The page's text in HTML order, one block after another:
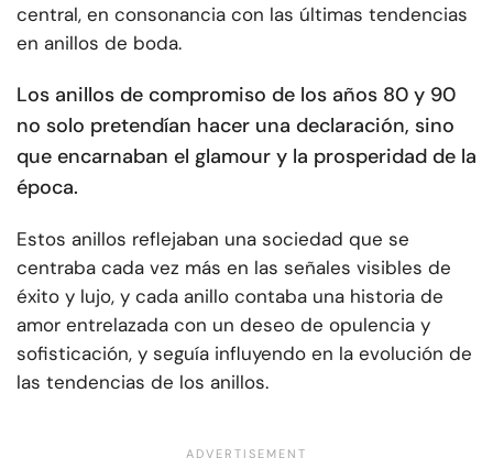
central, en consonancia con las últimas tendencias
en anillos de boda.
Los anillos de compromiso de los años 80 y 90
no solo pretendían hacer una declaración, sino
que encarnaban el glamour y la prosperidad de la
época.
Estos anillos reflejaban una sociedad que se
centraba cada vez más en las señales visibles de
éxito y lujo, y cada anillo contaba una historia de
amor entrelazada con un deseo de opulencia y
sofisticación, y seguía influyendo en la evolución de
las tendencias de los anillos.